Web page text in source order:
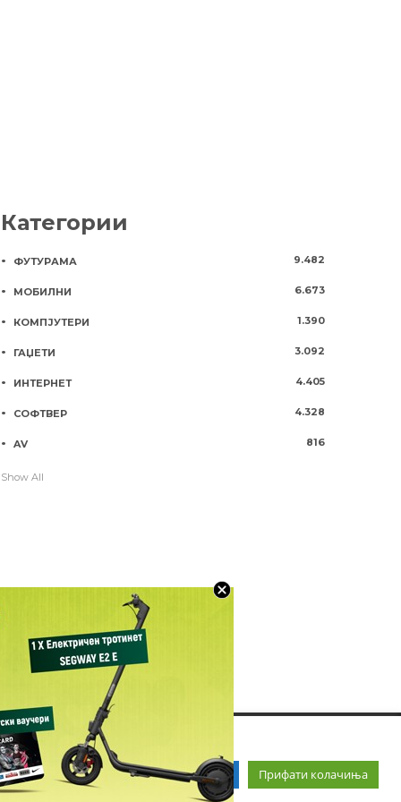
Категории
ФУТУРАМА 9.482
МОБИЛНИ 6.673
КОМПЈУТЕРИ 1.390
ГАЏЕТИ 3.092
ИНТЕРНЕТ 4.405
СОФТВЕР 4.328
AV 816
Show All
Прочитај повеќе Прифати колачиња